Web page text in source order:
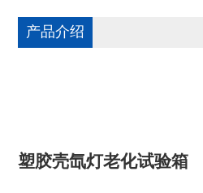
产品介绍
塑胶壳氙灯老化试验箱